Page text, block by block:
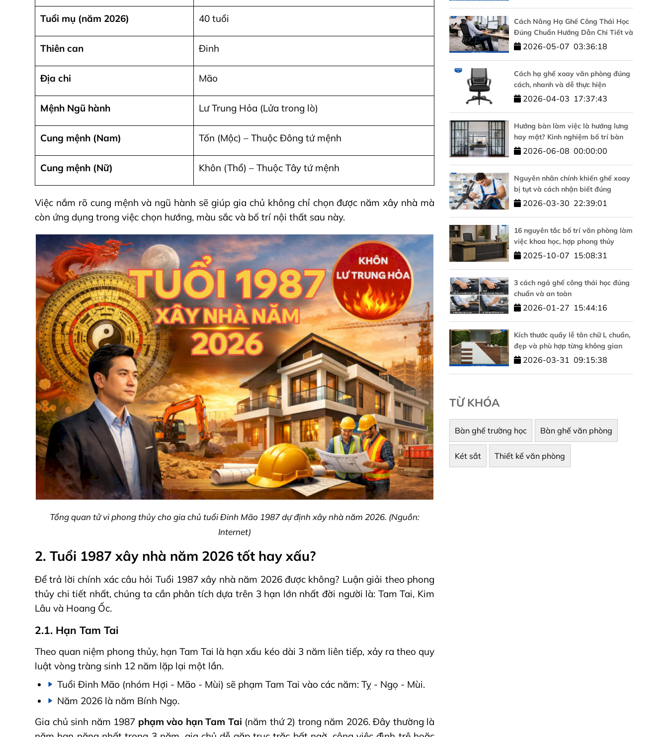
Tuổi mụ (năm 2026) 40 tuổi
Thiên can Đinh
Địa chi Mão
Mệnh Ngũ hành Lư Trung Hỏa (Lửa trong lò)
Cung mệnh (Nam) Tốn (Mộc) – Thuộc Đông tứ mệnh
Cung mệnh (Nữ) Khôn (Thổ) – Thuộc Tây tứ mệnh
Việc nắm rõ cung mệnh và ngũ hành sẽ giúp gia chủ không chỉ chọn được năm xây nhà mà
còn ứng dụng trong việc chọn hướng, màu sắc và bố trí nội thất sau này.
Tổng quan tử vi phong thủy cho gia chủ tuổi Đinh Mão 1987 dự định xây nhà năm 2026. (Nguồn:
Internet)
2. Tuổi 1987 xây nhà năm 2026 tốt hay xấu?
Để trả lời chính xác câu hỏi Tuổi 1987 xây nhà năm 2026 được không? Luận giải theo phong
thủy chi tiết nhất, chúng ta cần phân tích dựa trên 3 hạn lớn nhất đời người là: Tam Tai, Kim
Lâu và Hoang Ốc.
2.1. Hạn Tam Tai
Theo quan niệm phong thủy, hạn Tam Tai là hạn xấu kéo dài 3 năm liên tiếp, xảy ra theo quy
luật vòng tràng sinh 12 năm lặp lại một lần.
Tuổi Đinh Mão (nhóm Hợi - Mão - Mùi) sẽ phạm Tam Tai vào các năm: Tỵ - Ngọ - Mùi.
Năm 2026 là năm Bính Ngọ.
Gia chủ sinh năm 1987 phạm vào hạn Tam Tai (năm thứ 2) trong năm 2026. Đây thường là
Cách Nâng Hạ Ghế Công Thái Học
Đúng Chuẩn Hướng Dẫn Chi Tiết và
Đơn Giản
2026-05-07 03:36:18
Cách hạ ghế xoay văn phòng đúng
cách, nhanh và dễ thực hiện
2026-04-03 17:37:43
Hướng bàn làm việc là hướng lưng
hay mặt? Kinh nghiệm bố trí bàn
làm việc hợp phong thủy
2026-06-08 00:00:00
Nguyên nhân chính khiến ghế xoay
bị tụt và cách nhận biết đúng
2026-03-30 22:39:01
16 nguyên tắc bố trí văn phòng làm
việc khoa học, hợp phong thủy
2025-10-07 15:08:31
3 cách ngả ghế công thái học đúng
chuẩn và an toàn
2026-01-27 15:44:16
Kích thước quầy lễ tân chữ L chuẩn,
đẹp và phù hợp từng không gian
2026-03-31 09:15:38
TỪ KHÓA
Bàn ghế trường học Bàn ghế văn phòng
Két sắt Thiết kế văn phòng